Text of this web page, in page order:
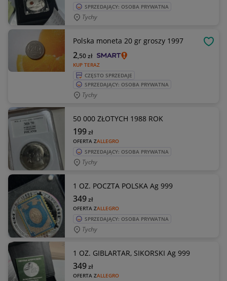
SPRZEDAJĄCY: OSOBA PRYWATNA
Tychy
Polska moneta 20 gr groszy 1997
KUP TERAZ
2,50zł
CZĘSTO SPRZEDAJE
SPRZEDAJĄCY: OSOBA PRYWATNA
Tychy
50 000 ZŁOTYCH 1988 ROK
OFERTA ZALLEGRO
199zł
SPRZEDAJĄCY: OSOBA PRYWATNA
Tychy
1 OZ. POCZTA POLSKA Ag 999
OFERTA ZALLEGRO
349zł
SPRZEDAJĄCY: OSOBA PRYWATNA
Tychy
1 OZ. GIBLARTAR, SIKORSKI Ag 999
OFERTA ZALLEGRO
349zł